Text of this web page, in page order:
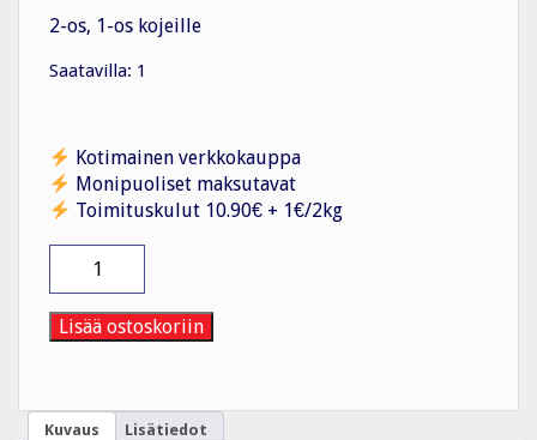
2-os, 1-os kojeille
Saatavilla: 1
Kotimainen verkkokauppa
Monipuoliset maksutavat
Toimituskulut 10.90€ + 1€/2kg
os,
1-
os
Lisää ostoskoriin
Kuvaus Lisätiedot